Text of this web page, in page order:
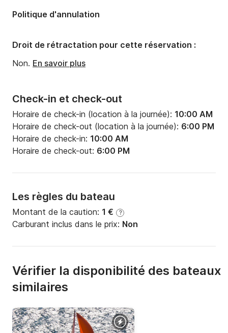
Tirant d'eau:2.05m
Puissance moteur:75cv
Check-in et check-out
Horaire de check-in (location à la journée): 10:00 AM
Horaire de check-out (location à la journée): 6:00 PM
Horaire de check-in: 10:00 AM
Horaire de check-out: 6:00 PM
Les règles du bateau
Montant de la caution: 1 € ?
Carburant inclus dans le prix: Non
Politique d'annulation
Droit de rétractation pour cette réservation :
Non. En savoir plus
Vérifier la disponibilité des bateaux
similaires